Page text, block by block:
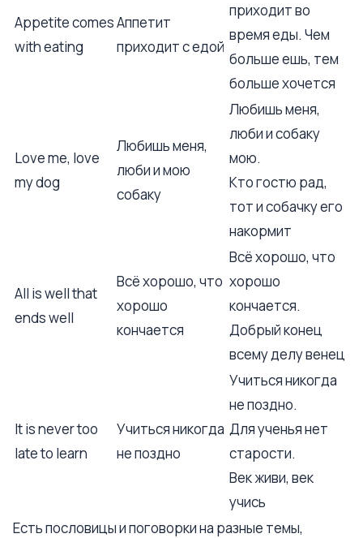
Appetite comes
with eating
Аппетит
приходит с едой
приходит во
время еды. Чем
больше ешь, тем
больше хочется
Love me, love
my dog
Любишь меня,
люби и мою
собаку
Любишь меня,
люби и собаку
мою.
Кто гостю рад,
тот и собачку его
накормит
All is well that
ends well
Всё хорошо, что
хорошо
кончается
Всё хорошо, что
хорошо
кончается.
Добрый конец
всему делу венец
It is never too
late to learn
Учиться никогда
не поздно
Учиться никогда
не поздно.
Для ученья нет
старости.
Век живи, век
учись
Есть пословицы и поговорки на разные темы,